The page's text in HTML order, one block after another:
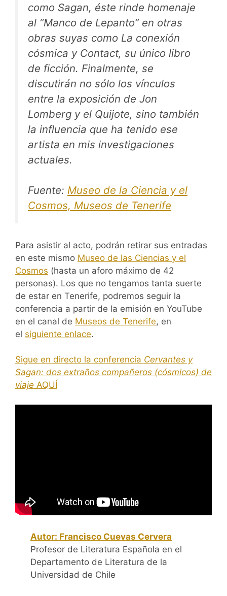
como Sagan, éste rinde homenaje
al “Manco de Lepanto” en otras
obras suyas como La conexión
cósmica y Contact, su único libro
de ficción. Finalmente, se
discutirán no sólo los vínculos
entre la exposición de Jon
Lomberg y el Quijote, sino también
la influencia que ha tenido ese
artista en mis investigaciones
actuales.
Fuente: Museo de la Ciencia y el
Cosmos, Museos de Tenerife
Para asistir al acto, podrán retirar sus entradas
en este mismo Museo de las Ciencias y el
Cosmos (hasta un aforo máximo de 42
personas). Los que no tengamos tanta suerte
de estar en Tenerife, podremos seguir la
conferencia a partir de la emisión en YouTube
en el canal de Museos de Tenerife, en
el siguiente enlace.
Sigue en directo la conferencia Cervantes y
Sagan: dos extraños compañeros (cósmicos) de
viaje AQUÍ
Autor: Francisco Cuevas Cervera
Profesor de Literatura Española en el
Departamento de Literatura de la
Universidad de Chile